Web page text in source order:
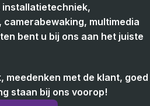
installatietechniek,
multimedia
bent u bij ons aan het juiste
meedenken met de klant, goed
staan bij ons voorop!